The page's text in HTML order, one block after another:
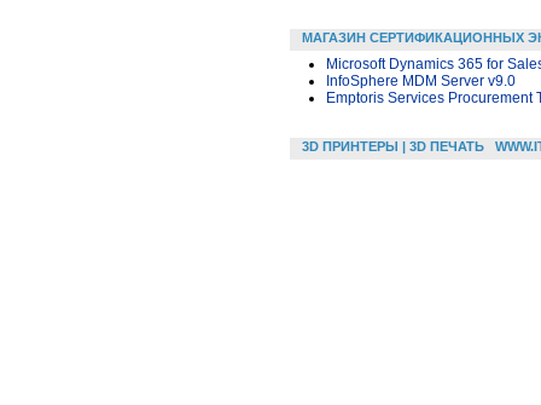
МАГАЗИН СЕРТИФИКАЦИОННЫХ
Microsoft Dynamics 365 for
InfoSphere MDM Server v9.0
Emptoris Services Procurement
3D ПРИНТЕРЫ | 3D ПЕЧАТЬ